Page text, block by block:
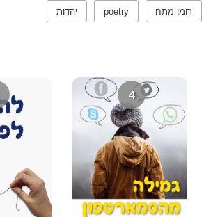
רומן מתח poetry יהדות
4